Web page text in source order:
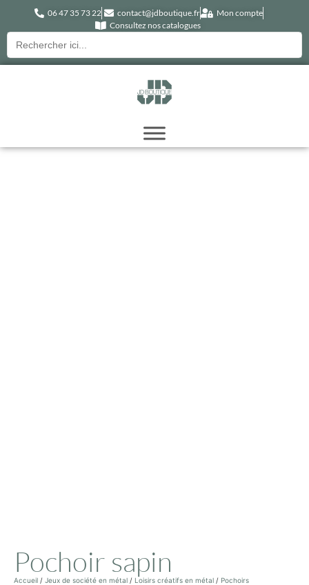
06 47 35 73 22 contact@jdboutique.fr
Mon compte
Consultez nos catalogues
Recherche
pour :
Pochoir sapin
Accueil / Jeux de société en métal / Loisirs créatifs en métal / Pochoirs